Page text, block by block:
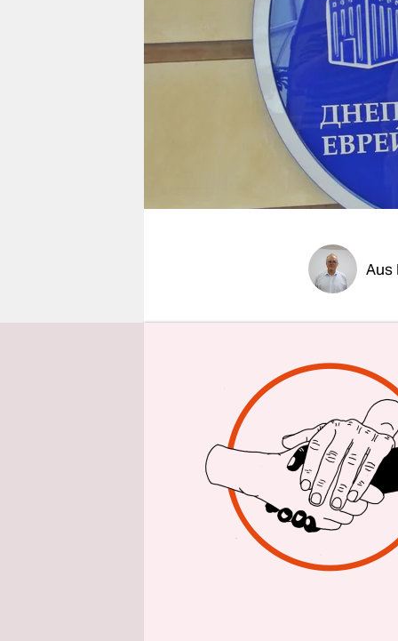
veranstaltungen
genossenschaft
Aus
„Ich
gegessen,
können“,
wird nun
Oleg